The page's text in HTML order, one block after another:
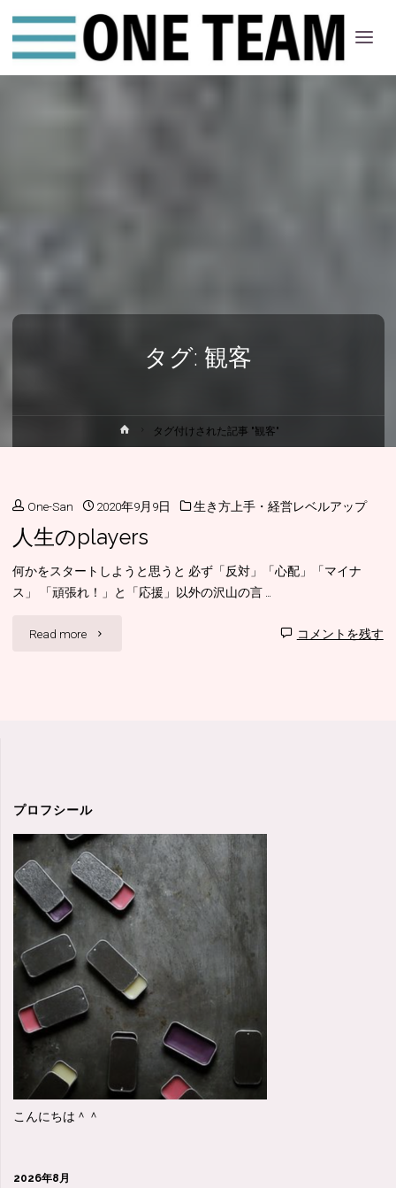
ちー
む
タグ: 観客
ー
タグ付けされた記事 "観客"
One-San 2020年9月9日 生き方上手・経営レベルアップ
人生のplayers
何かをスタートしようと思うと 必ず「反対」「心配」「マイナ
ス」 「頑張れ！」と「応援」以外の沢山の言 …
Read more "人 コメントを残す
プロフシール
こんにちは＾＾
2026年8月